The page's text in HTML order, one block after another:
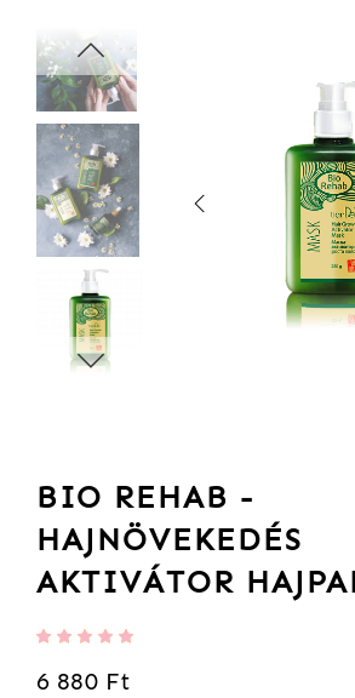
képgaléria
végére
képgaléria
elejére
BIO REHAB -
HAJNÖVEKEDÉS
AKTIVÁTOR
Értékelés:
of
6 880 Ft